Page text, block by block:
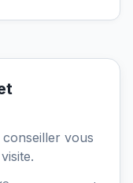
vous